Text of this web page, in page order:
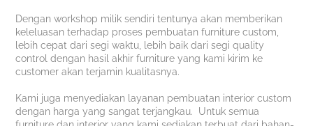
Dengan workshop milik sendiri tentunya akan memberikan
keleluasan terhadap proses pembuatan furniture custom,
lebih cepat dari segi waktu, lebih baik dari segi quality
control dengan hasil akhir furniture yang kami kirim ke
customer akan terjamin kualitasnya.
Kami juga menyediakan layanan pembuatan interior custom
dengan harga yang sangat terjangkau. Untuk semua